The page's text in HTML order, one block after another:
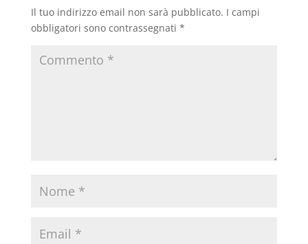
Il tuo indirizzo email non sarà pubblicato. I campi
obbligatori sono contrassegnati *